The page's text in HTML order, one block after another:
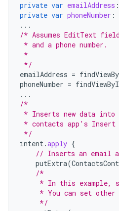
private var emailAddress :
private var phoneNumber :
...
/* Assumes EditText
* and a phone number.
*
*/
emailAddress =
phoneNumber =
...
/*
* Inserts new data
* contacts app's Insert
*/
intent.apply {
// Inserts an email
putExtra(
/*
* In this example,
* You can set other
     */